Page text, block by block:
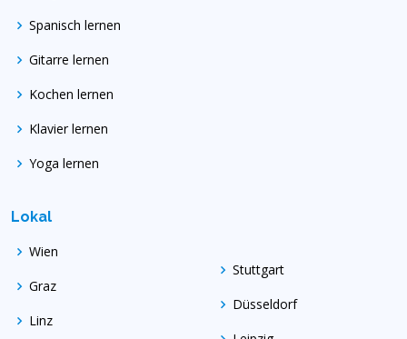
Spanisch lernen
Gitarre lernen
Kochen lernen
Klavier lernen
Yoga lernen
Lokal
Wien
Graz
Linz
Stuttgart
Düsseldorf